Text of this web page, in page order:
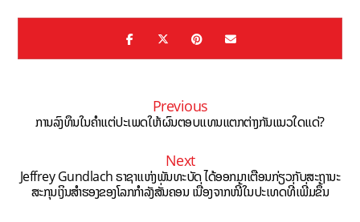
Previous
ການລົງທຶນໃນຄຳແຕ່ປະເພດໃຫ້ຜົນຕອບແທນແຕກຕ່າງກັນແນວໃດແດ່?
Next
Jeffrey Gundlach ຣາຊາແຫ່ງພັນທະບັດ ໄດ້ອອກມາເຕືອນກ່ຽວກັບສະຖານະ
ສະກຸນເງິນສຳຮອງຂອງໂລກກຳລັງສັ່ນຄອນ ເນື່ອງຈາກໜີ້ໃນປະເທດທີ່ເພີ່ມຂຶ້ນ